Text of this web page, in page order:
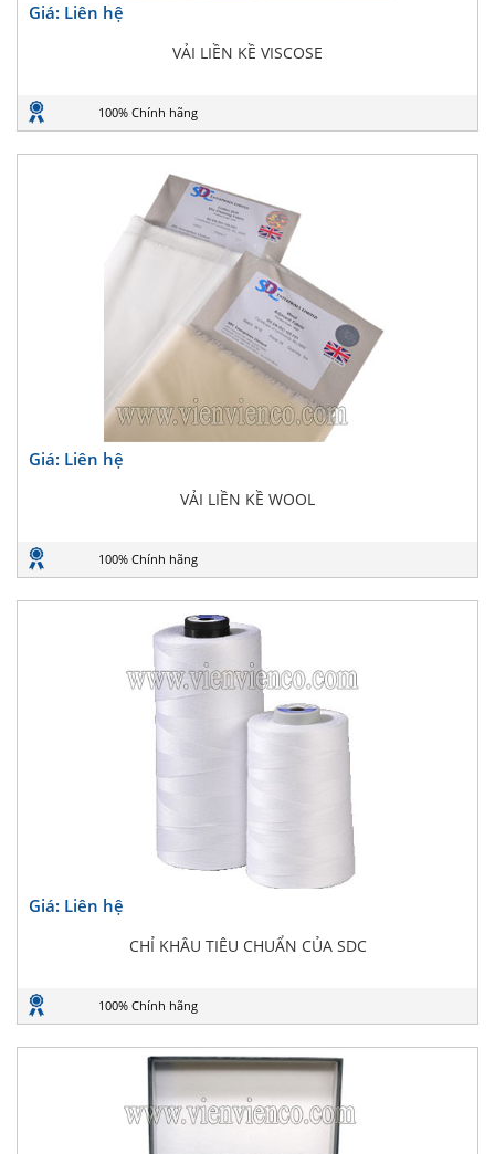
Giá: Liên hệ
VẢI LIỀN KỀ VISCOSE
100% Chính hãng
Giá: Liên hệ
VẢI LIỀN KỀ WOOL
100% Chính hãng
Giá: Liên hệ
CHỈ KHÂU TIÊU CHUẨN CỦA SDC
100% Chính hãng